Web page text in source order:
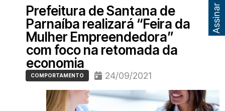
Prefeitura de Santana de
Parnaíba realizará “Feira da
Mulher Empreendedora”
com foco na retomada da
economia
COMPORTAMENTO 24/09/2021